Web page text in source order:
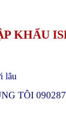
KHẨU
lâu
TÔI